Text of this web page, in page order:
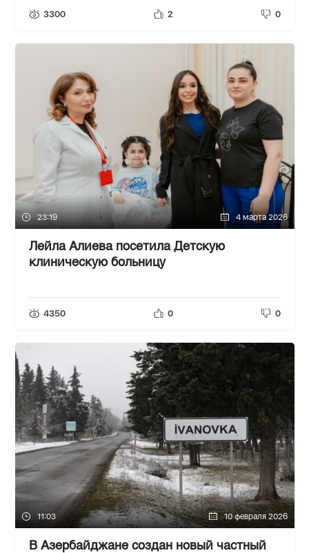
3300 2 0
23:19 4 марта 2026
Лейла Алиева посетила Детскую
клиническую больницу
4350 0 0
11:03 10 февраля 2026
В Азербайджане создан новый частный